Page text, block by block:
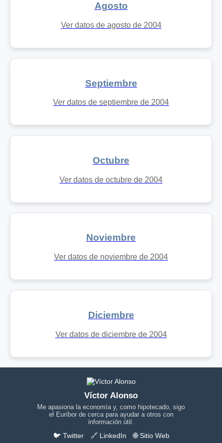
Agosto
Ver datos de agosto de 2004
Septiembre
Ver datos de septiembre de 2004
Octubre
Ver datos de octubre de 2004
Noviembre
Ver datos de noviembre de 2004
Diciembre
Ver datos de diciembre de 2004
Víctor Alonso
Me apasiona la economía y, como hipotecado, sigo
el Euríbor de cerca para ayudar a otros con
información útil.
🐦 Twitter 🔗 LinkedIn 🌐 Sitio Web